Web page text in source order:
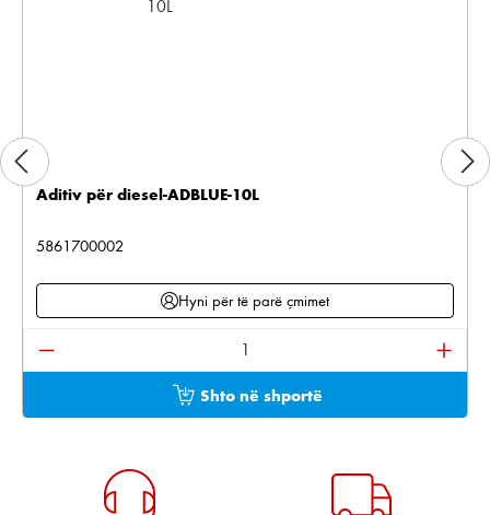
Aditiv për diesel-ADBLUE-10L
5861700002
Hyni për të parë çmimet
Sasia e produktit: Shkruani sasinë e dëshiruar
Shto në shportë